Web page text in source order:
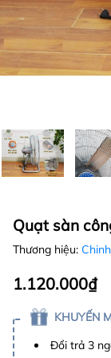
Quạt sàn
Thương hiệu:
1.120.000₫
KHUYẾN
Đổi trả 3